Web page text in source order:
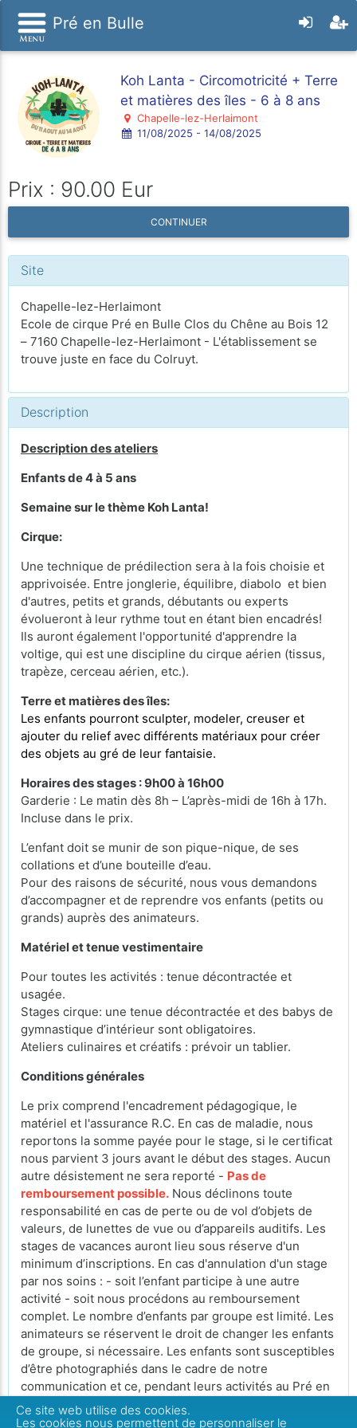
Pré en Bulle
Koh Lanta - Circomotricité + Terre
et matières des îles - 6 à 8 ans
Chapelle-lez-Herlaimont
11/08/2025 - 14/08/2025
Prix : 90.00 Eur
CONTINUER
Site
Chapelle-lez-Herlaimont
Ecole de cirque Pré en Bulle Clos du Chêne au Bois 12
– 7160 Chapelle-lez-Herlaimont - L'établissement se
trouve juste en face du Colruyt.
Description
Description des ateliers
Enfants de 4 à 5 ans
Semaine sur le thème Koh Lanta!
Cirque:
Une technique de prédilection sera à la fois choisie et
apprivoisée. Entre jonglerie, équilibre, diabolo et bien
d'autres, petits et grands, débutants ou experts
évolueront à leur rythme tout en étant bien encadrés!
Ils auront également l'opportunité d'apprendre la
voltige, qui est une discipline du cirque aérien (tissus,
trapèze, cerceau aérien, etc.).
Terre et matières des îles:
Les enfants pourront sculpter, modeler, creuser et
ajouter du relief avec différents matériaux pour créer
des objets au gré de leur fantaisie.
Horaires des stages : 9h00 à 16h00
Garderie : Le matin dès 8h – L’après-midi de 16h à 17h.
Incluse dans le prix.
L’enfant doit se munir de son pique-nique, de ses
collations et d’une bouteille d’eau.
Pour des raisons de sécurité, nous vous demandons
d’accompagner et de reprendre vos enfants (petits ou
grands) auprès des animateurs.
Matériel et tenue vestimentaire
Pour toutes les activités : tenue décontractée et
usagée.
Stages cirque: une tenue décontractée et des babys de
gymnastique d’intérieur sont obligatoires.
Ateliers culinaires et créatifs : prévoir un tablier.
Conditions générales
Le prix comprend l'encadrement pédagogique, le
matériel et l'assurance R.C. En cas de maladie, nous
reportons la somme payée pour le stage, si le certificat
nous parvient 3 jours avant le début des stages. Aucun
autre désistement ne sera reporté - Pas de
remboursement possible. Nous déclinons toute
responsabilité en cas de perte ou de vol d’objets de
valeurs, de lunettes de vue ou d’appareils auditifs. Les
stages de vacances auront lieu sous réserve d'un
minimum d’inscriptions. En cas d'annulation d'un stage
par nos soins : - soit l’enfant participe à une autre
activité - soit nous procédons au remboursement
complet. Le nombre d’enfants par groupe est limité. Les
animateurs se réservent le droit de changer les enfants
de groupe, si nécessaire. Les enfants sont susceptibles
d’être photographiés dans le cadre de notre
communication et ce, pendant leurs activités au Pré en
Bulle. Si vous ne souhaitez pas que votre enfant soit
pris en photo, merci de le signaler auprès de l’accueil.
Ce site web utilise des cookies.
Les cookies nous permettent de personnaliser le